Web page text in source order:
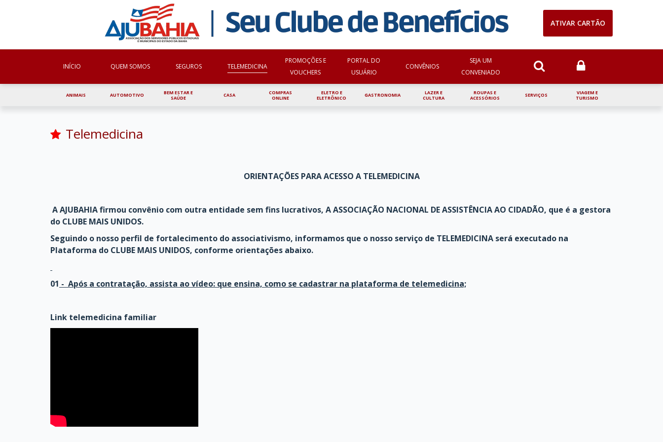
INÍCIO QUEM SOMOS CONVÊNIOS SEJA UM CONVENIADO
ANIMAIS AUTOMOTIVO
BEM ESTAR E
SAÚDE
CASA
COMPRAS
ONLINE
ELETRO E
ELETRÔNICO
GASTRONOMIA
LAZER E
CULTURA
ROUPAS E
ACESSÓRIOS
SERVIÇOS
VIAGEM E
TURISMO
INÍCIO QUEM SOMOS SEGUROS TELEMEDICINA
PROMOÇÕES E
VOUCHERS
PORTAL DO
USUÁRIO
CONVÊNIOS
SEJA UM
CONVENIADO
ATIVAR CARTÃO
Telemedicina
ORIENTAÇÕES PARA ACESSO A TELEMEDICINA
A AJUBAHIA firmou convênio com outra entidade sem fins lucrativos, AASSOCIAÇÃO NACIONAL DE ASSISTÊNCIA AO CIDADÃO, que é a gestora
do CLUBE MAIS UNIDOS.
Seguindo o nosso perfil de fortalecimento do associativismo, informamos que o nosso serviço de TELEMEDICINA será executado na
Plataforma do CLUBE MAIS UNIDOS, conforme orientações abaixo.
01 - Após a contratação, assista ao vídeo: que ensina, como se cadastrar na plataforma de telemedicina;
Link telemedicina familiar